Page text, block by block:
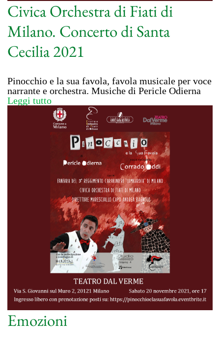
Civica Orchestra di Fiati di
Milano. Concerto di Santa
Cecilia 2021
Pinocchio e la sua favola, favola musicale per voce
narrante e orchestra. Musiche di Pericle Odierna
Leggi tutto
Emozioni